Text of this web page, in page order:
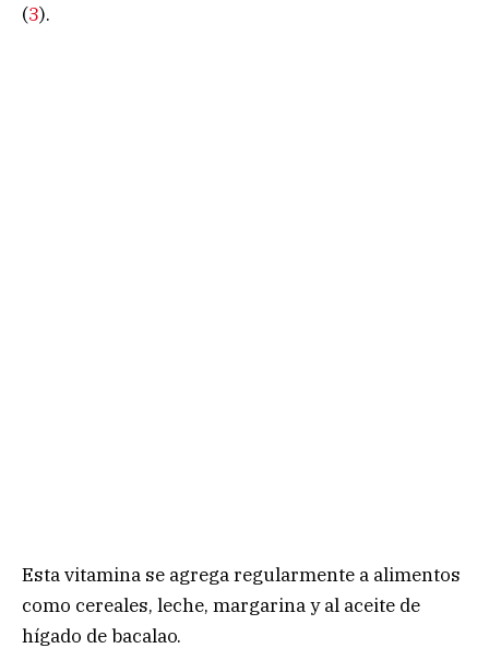
(3).
Esta vitamina se agrega regularmente a alimentos
como cereales, leche, margarina y al aceite de
hígado de bacalao.